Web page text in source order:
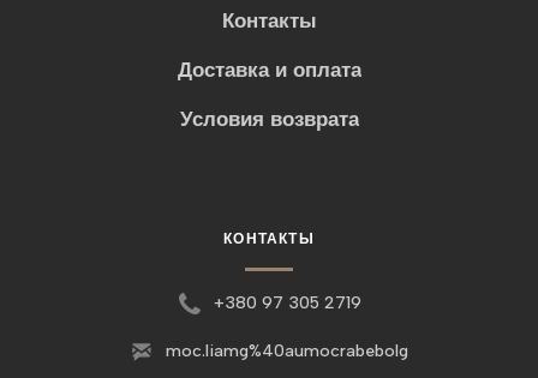
Контакты
Доставка и оплата
Условия возврата
КОНТАКТЫ
+380 97 305 2719
moc.liamg%40aumocrabebolg